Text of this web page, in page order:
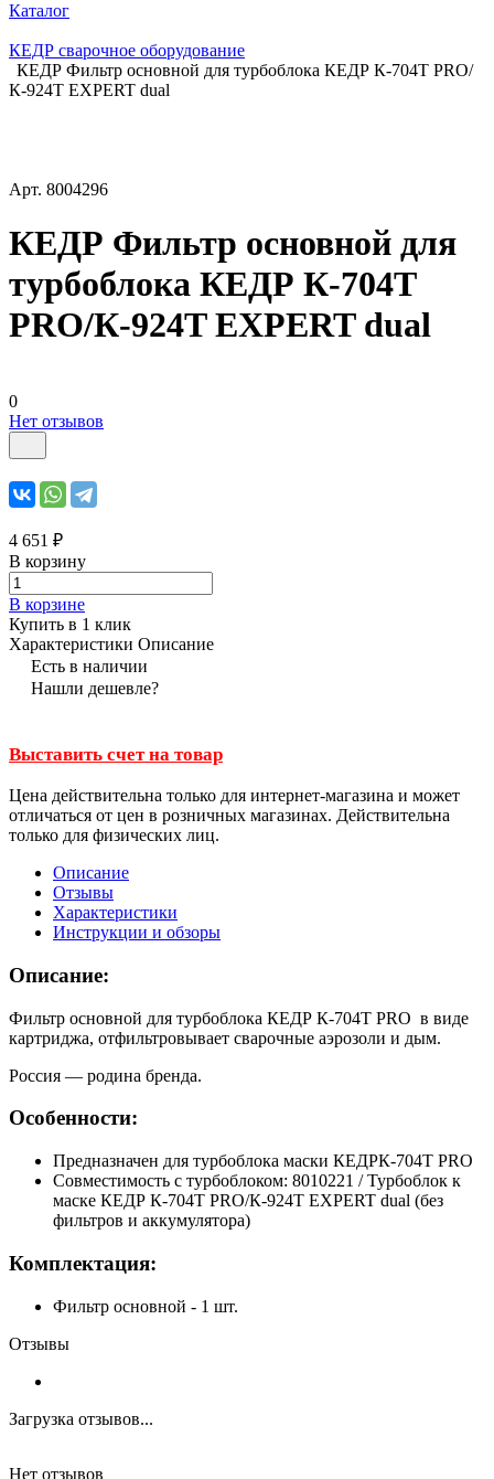
Каталог
КЕДР сварочное оборудование
КЕДР Фильтр основной для турбоблока КЕДР К-704Т PRO/
К-924T EXPERT dual
Арт. 8004296
КЕДР Фильтр основной для
турбоблока КЕДР К-704Т
PRO/К-924T EXPERT dual
0
Нет отзывов
4 651 ₽
В корзину
В корзине
Купить в 1 клик
Характеристики Описание
Есть в наличии
Нашли дешевле?
Выставить счет на товар
Цена действительна только для интернет-магазина и может
отличаться от цен в розничных магазинах. Действительна
только для физических лиц.
Описание
Отзывы
Характеристики
Инструкции и обзоры
Описание:
Фильтр основной для турбоблока КЕДР К-704Т PRO в виде
картриджа, отфильтровывает сварочные аэрозоли и дым.
Россия — родина бренда.
Особенности:
Предназначен для турбоблока маски КЕДРК-704Т PRO
Совместимость с турбоблоком: 8010221 / Турбоблок к
маске КЕДР К-704Т PRO/К-924T EXPERT dual (без
фильтров и аккумулятора)
Комплектация:
Фильтр основной - 1 шт.
Отзывы
Загрузка отзывов...
Нет отзывов